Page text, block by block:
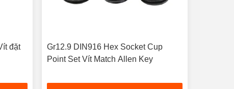
đặt
Gr12.9 DIN916 Hex Socket Cup
Point Set Vít Match Allen Key